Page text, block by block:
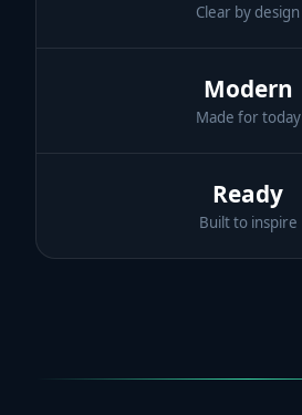
Clear by design
Modern
Made for today
Ready
Built to inspire